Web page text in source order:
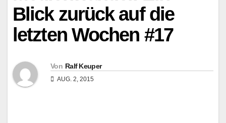
Blick zurück auf die
letzten Wochen #17
Von Ralf Keuper
AUG. 2, 2015